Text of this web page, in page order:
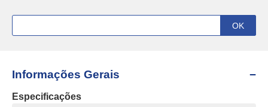
Informações Gerais
Especificações